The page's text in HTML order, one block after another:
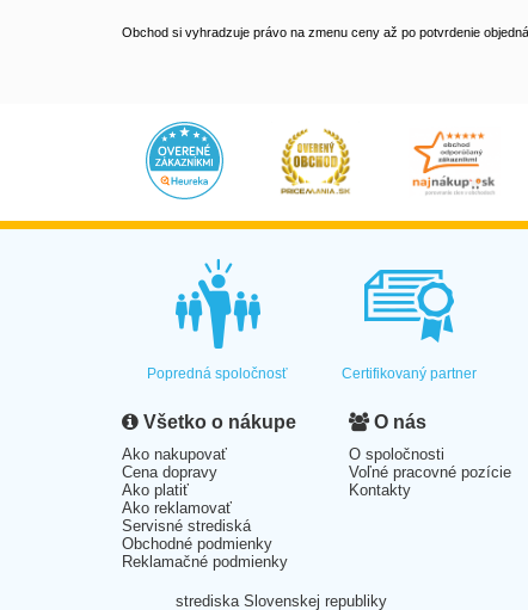
Obchod si vyhradzuje právo na zmenu ceny až po potvrdenie
Popredná spoločnosť Certifikovaný partner
Všetko o nákupe
Ako nakupovať
Cena dopravy
Ako platiť
Ako reklamovať
Servisné strediská
Obchodné podmienky
Reklamačné podmienky
O nás
O spoločnosti
Voľné pracovné pozície
Kontakty
strediska Slovenskej republiky